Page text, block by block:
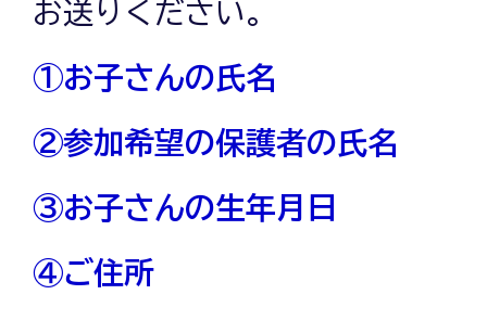
お送りください。
①お子さんの氏名
②参加希望の保護者の氏名
③お子さんの生年月日
④ご住所